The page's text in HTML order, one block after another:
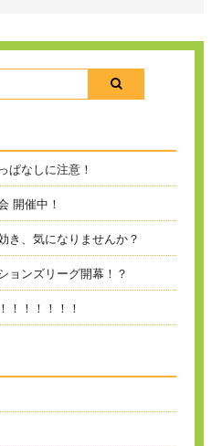
ぱなしに注意！
開催中！
き、気になりませんか？
ョンズリーグ開幕！？
！！！！！！